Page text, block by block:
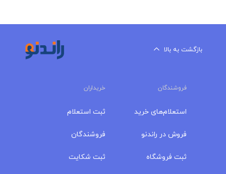
بازگشت به بالا
فروشندگان خریداران
استعلام‌های خرید
فروش در راندنو
ثبت فروشگاه
ثبت استعلام
فروشندگان
ثبت شکایت